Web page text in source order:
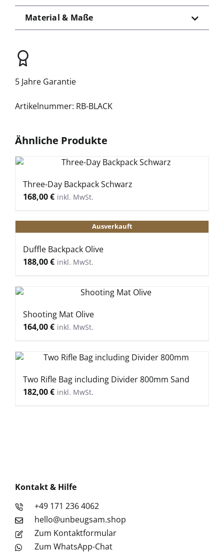
Material & Maße
5 Jahre Garantie
RB-BLACK
Ähnliche Produkte
Three-Day Backpack Schwarz
168,00€
Ausverkauft
Duffle Backpack Olive
188,00€
Shooting Mat Olive
164,00€
Two Rifle Bag including Divider 800mm Sand
182,00€
Kontakt & Hilfe
+49 171 236 4062
hello@unbeugsam.shop
Zum Kontaktformular
Zum WhatsApp-Chat